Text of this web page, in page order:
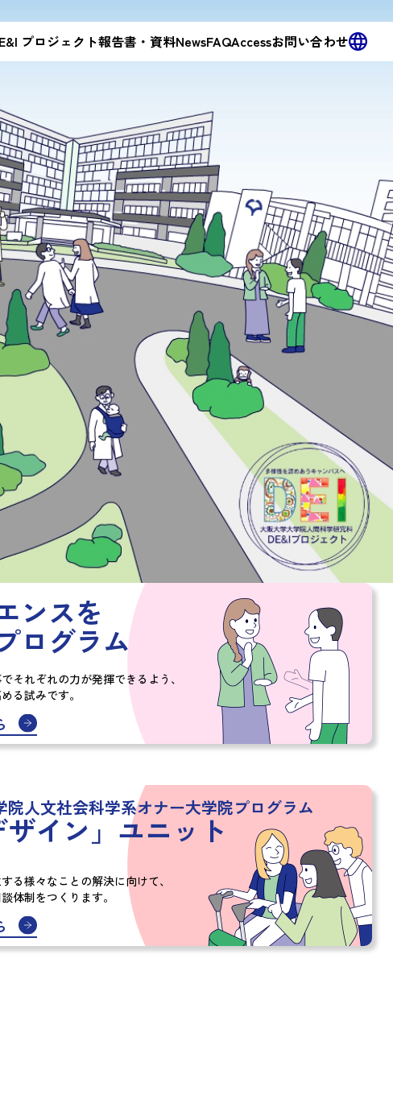
プロジェクト報告書・資料NewsFAQAccessお問い合わせ
ンスを
ログラム
それぞれの力が発揮できるよう、
る試みです。
院人文社会科学系オナー大学院プログラム
ザイン」 ユニット
る様々なことの解決に向けて、
体制をつくります。